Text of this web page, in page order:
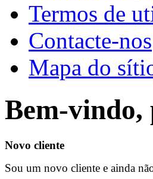
Termos de
Contacte-nos
Mapa do
Bem-vindo,
Novo cliente
Sou um novo cliente e ainda